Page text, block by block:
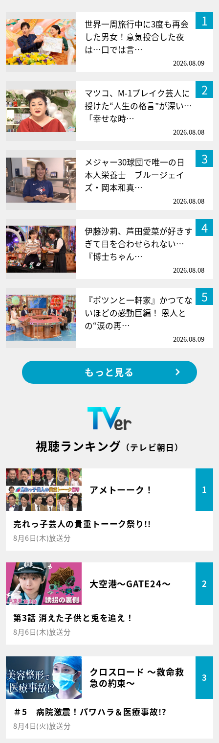
1
世界一周旅行中に3度も再会
した男女！意気投合した夜
は…口では言…
2026.08.09
2
マツコ、M-1ブレイク芸人に
授けた“人生の格言”が深い…
「幸せな時…
2026.08.08
3
メジャー30球団で唯一の日
本人栄養士 ブルージェイ
ズ・岡本和真…
2026.08.08
4
伊藤沙莉、芦田愛菜が好きす
ぎて目を合わせられない…
『博士ちゃん…
2026.08.08
5
『ポツンと一軒家』かつてな
いほどの感動巨編！ 恩人と
の“涙の再…
2026.08.09
もっと見る
視聴ランキング （テレビ朝日）
アメトーーク！ 1
売れっ子芸人の貴重トーーク祭り!!
8月6日(木)放送分
大空港～GATE24～ 2
第3話 消えた子供と兎を追え！
8月6日(木)放送分
クロスロード ～救命救
急の約束～
3
＃5 病院激震！パワハラ＆医療事故!?
8月4日(火)放送分